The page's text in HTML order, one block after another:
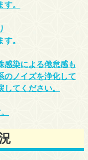
。
。
感染による倦怠感も
のノイズを浄化して
てください。